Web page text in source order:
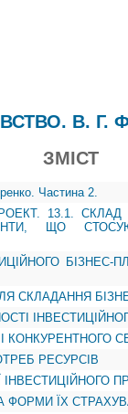
В. Г.
ЗМІСТ
Частина 2.
13.1.
ЩО
СКЛАДАННЯ
І КОНКУРЕНТНОГО
РЕСУРСІВ
ІНВЕСТИЦІЙНОГО
ФОРМИ ЇХ